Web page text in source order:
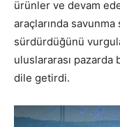
ürünler ve devam
araçlarında
sürdürdüğünü
uluslararası
dile getirdi.